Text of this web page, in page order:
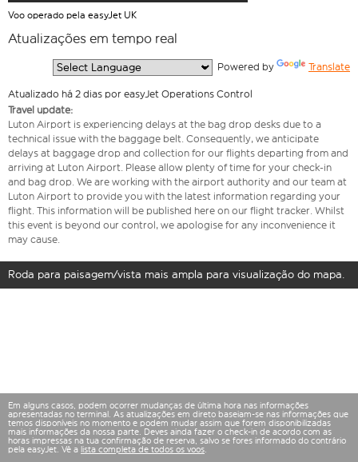
Voo operado pela easyJet UK
Atualizações em tempo real
Powered by Translate
Atualizado há 2 dias por easyJet Operations Control
Travel update:
Luton Airport is experiencing delays at the bag drop desks due to a
technical issue with the baggage belt. Consequently, we anticipate
delays at baggage drop and collection for our flights departing from and
arriving at Luton Airport. Please allow plenty of time for your check-in
and bag drop. We are working with the airport authority and our team at
Luton Airport to provide you with the latest information regarding your
flight. This information will be published here on our flight tracker. Whilst
this event is beyond our control, we apologise for any inconvenience it
may cause.
Roda para paisagem/vista mais ampla para visualização do mapa.
Em alguns casos, podem ocorrer mudanças de última hora nas informações
apresentadas no terminal. As atualizações em direto baseiam-se nas informações que
temos disponíveis no momento e podem mudar assim que forem disponibilizadas
mais informações da nossa parte. Deves ainda fazer o check-in de acordo com as
horas impressas na tua confirmação de reserva, salvo se fores informado do contrário
pela easyJet. Vê a lista completa de todos os voos.